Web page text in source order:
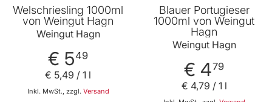
Welschriesling 1000ml
von Weingut Hagn
Weingut Hagn
€ 549
Inkl. MwSt., zzgl. Versand
€ 5,49 / 1 l
Blauer Portugieser
1000ml von Weingut
Hagn
Weingut Hagn
€ 479
€ 4,79 / 1 l